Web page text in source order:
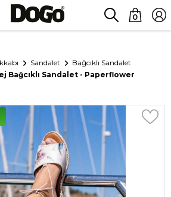
0
Sandalet
Bağcıklı Sandalet
Bağcıklı Sandalet - Paperflower